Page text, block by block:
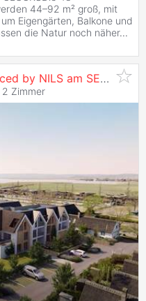
44–92 m² groß, mit
Eigengärten, Balkone und
die Natur noch näher...
NILS am SEE (provisionsfrei)
2 Zimmer